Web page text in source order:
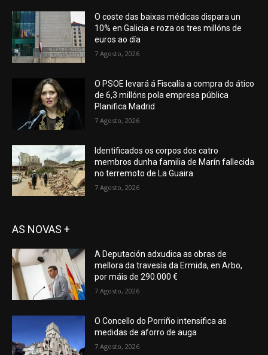
O coste das baixas médicas dispara un
10% en Galicia e roza os tres millóns de
euros ao día
7 Agosto, 2026
O PSOE levará á Fiscalía a compra do ático
de 6,3 millóns pola empresa pública
Planifica Madrid
7 Agosto, 2026
Identificados os corpos dos catro
membros dunha familia de Marín fallecida
no terremoto de La Guaira
7 Agosto, 2026
AS NOVAS +
A Deputación adxudica as obras de
mellora da travesía da Ermida, en Arbo,
por máis de 290.000 €
7 Agosto, 2026
O Concello do Porriño intensifica as
medidas de aforro de auga
7 Agosto, 2026